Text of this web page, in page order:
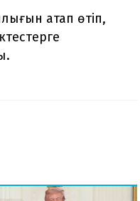
атап өтіп,